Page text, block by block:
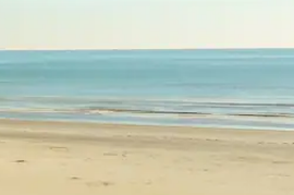
bas pour les parcourir ou en appuyant